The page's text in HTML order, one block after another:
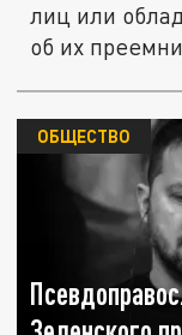
лиц или
об их
ОБЩЕСТВО